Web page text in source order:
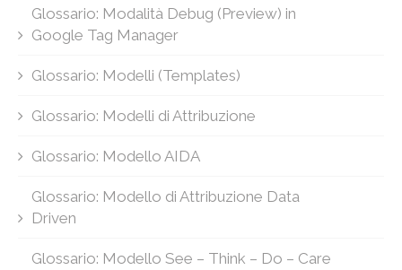
Glossario: Modalità Debug (Preview) in
Google Tag Manager
Glossario: Modelli (Templates)
Glossario: Modelli di Attribuzione
Glossario: Modello AIDA
Glossario: Modello di Attribuzione Data
Driven
Glossario: Modello See – Think – Do – Care